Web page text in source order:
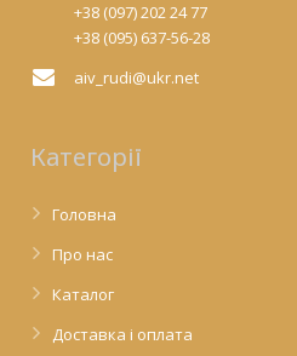
+38 (097) 202 24 77
+38 (095) 637-56-28
aiv_rudi@ukr.net
Категорії
Головна
Про нас
Каталог
Доставка і оплата